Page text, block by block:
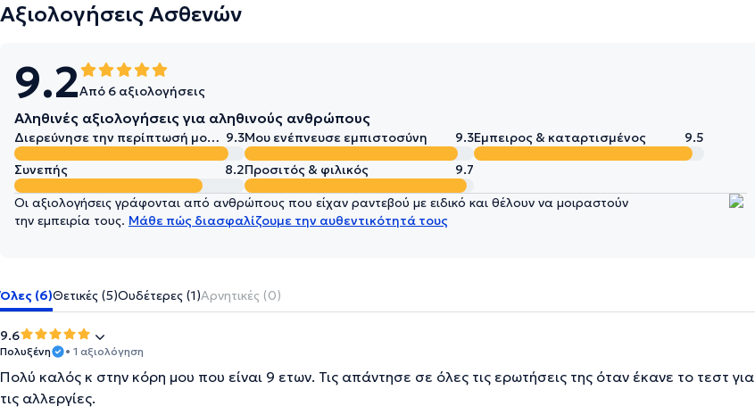
Αξιολογήσεις Ασθενών
9.2Από 6 αξιολογήσεις
Αληθινές αξιολογήσεις για αληθινούς ανθρώπους
Διερεύνησε την περίπτωσή μου σε βάθος 9.3Μου ενέπνευσε εμπιστοσύνη 9.3Έμπειρος & καταρτισμένος
9.5
Συνεπής
8.2Προσιτός & φιλικός 9.7
Οι αξιολογήσεις γράφονται από ανθρώπους που είχαν ραντεβού με ειδικό και θέλουν να μοιραστούν
την εμπειρία τους. Μάθε πώς διασφαλίζουμε την αυθεντικότητά τους
Όλες (6)Θετικές (5)Ουδέτερες (1)Αρνητικές (0)
9.6
Πολυξένη • 1 αξιολόγηση
Πολύ καλός κ στην κόρη μου που είναι 9 ετων. Τις απάντησε σε όλες τις ερωτήσεις της όταν έκανε το τεστ για
τις αλλεργίες.